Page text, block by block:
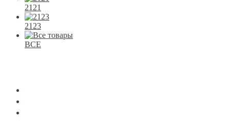
2121
2123
ВСЕ